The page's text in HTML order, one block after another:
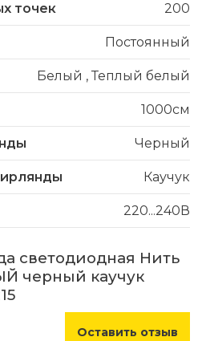
точек 200
Постоянный
Белый , Теплый белый
1000см
Черный
Каучук
220...240В
светодиодная Нить
черный каучук
Оставить отзыв